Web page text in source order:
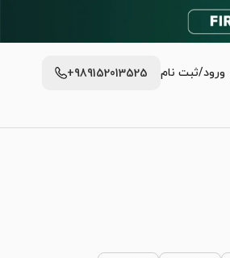
ورود/ثبت نام +989152013525